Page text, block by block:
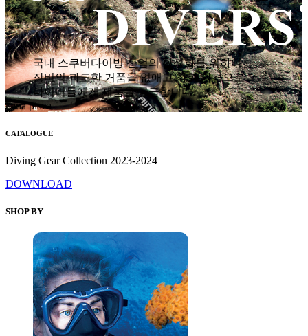
국내 스쿠버다이빙 산업의 활성화를 위하여
장비의 과도한 거품을 없애고 착한 가격으로
다이버들에게 제품을 공급합니다.
hana plaza
CATALOGUE
Diving Gear Collection 2023-2024
DOWNLOAD
SHOP BY